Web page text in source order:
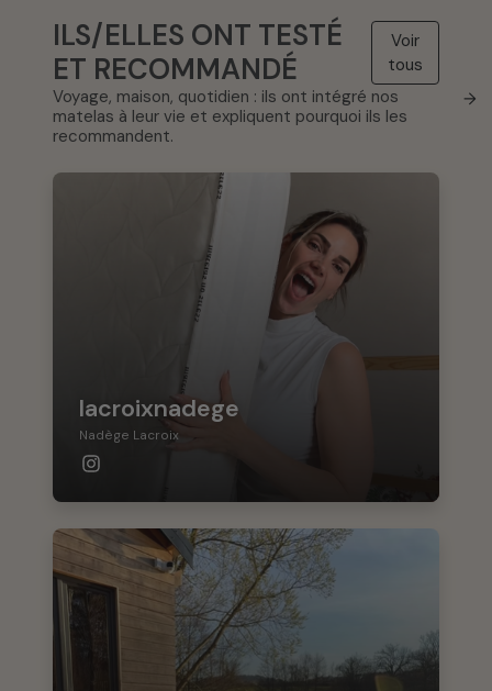
ILS/ELLES ONT TESTÉ
ET RECOMMANDÉ
Voir
tous
→
Voyage, maison, quotidien : ils ont intégré nos
matelas à leur vie et expliquent pourquoi ils les
recommandent.
lacroixnadege
Nadège Lacroix